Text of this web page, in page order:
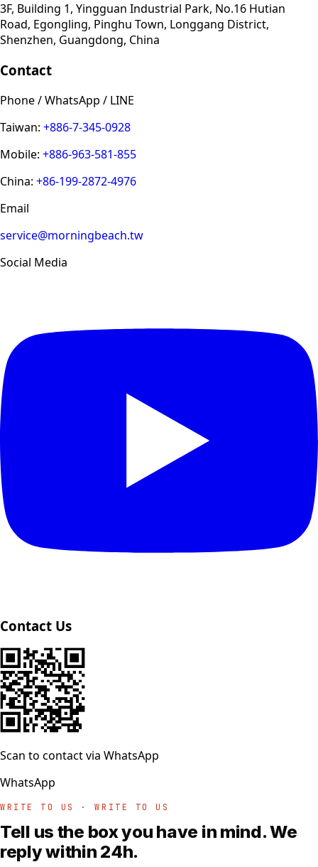
3F, Building 1, Yingguan Industrial Park, No.16 Hutian
Road, Egongling, Pinghu Town, Longgang District,
Shenzhen, Guangdong, China
Contact
Phone / WhatsApp / LINE
Taiwan: +886-7-345-0928
Mobile: +886-963-581-855
China: +86-199-2872-4976
Email
service@morningbeach.tw
Social Media
Contact Us
Scan to contact via WhatsApp
WhatsApp
WRITE TO US · WRITE TO US
Tell us the box you have in mind. We
reply within 24h.